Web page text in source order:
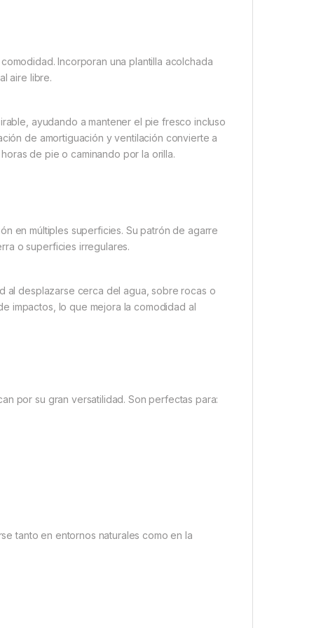
Incorporan una plantilla acolchada
aire libre.
ayudando a mantener el pie fresco incluso
de amortiguación y ventilación convierte a
de pie o caminando por la orilla.
en múltiples superficies. Su patrón de agarre
o superficies irregulares.
al desplazarse cerca del agua, sobre rocas o
impactos, lo que mejora la comodidad al
por su gran versatilidad. Son perfectas para:
tanto en entornos naturales como en la